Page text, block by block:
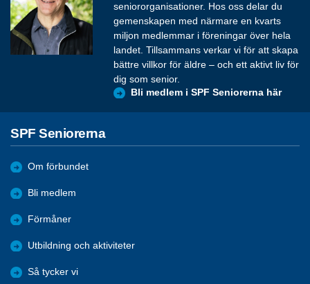
seniororganisationer. Hos oss delar du
gemenskapen med närmare en kvarts
miljon medlemmar i föreningar över hela
landet. Tillsammans verkar vi för att skapa
bättre villkor för äldre – och ett aktivt liv för
dig som senior.
Bli medlem i SPF Seniorerna här
SPF Seniorerna
Om förbundet
Bli medlem
Förmåner
Utbildning och aktiviteter
Så tycker vi